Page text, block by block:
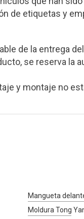
de etiquetas y
de la entrega
se reserva la
y montaje no
Mangueta
Moldura Tong